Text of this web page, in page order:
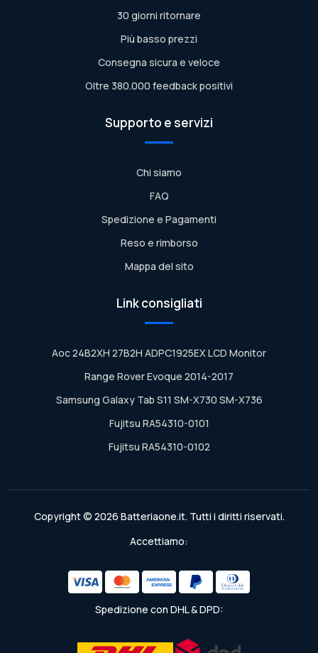
30 giorni ritornare
Più basso prezzi
Consegna sicura e veloce
Oltre 380.000 feedback positivi
Supporto e servizi
Chi siamo
FAQ
Spedizione e Pagamenti
Reso e rimborso
Mappa del sito
Link consigliati
Aoc 24B2XH 27B2H ADPC1925EX LCD Monitor
Range Rover Evoque 2014-2017
Samsung Galaxy Tab S11 SM-X730 SM-X736
Fujitsu RA54310-0101
Fujitsu RA54310-0102
Copyright © 2026 Batteriaone.it. Tutti i diritti riservati.
Accettiamo:
Spedizione con DHL & DPD: